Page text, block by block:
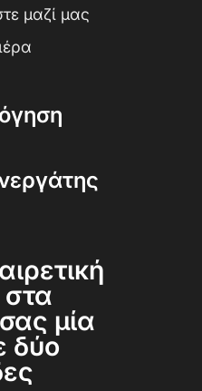
μαζί μας
μία
δύο